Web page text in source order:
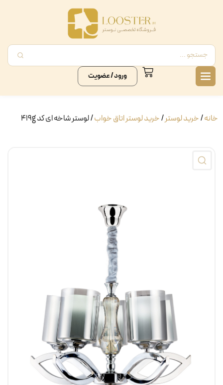
ورود / عضویت
خانه/خرید لوستر/خرید لوستر اتاق خواب/ لوستر شاخه ای کد 419g